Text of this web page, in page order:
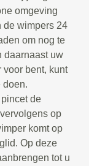
omgeving
de wimpers 24
om nog te
daarnaast uw
voor bent, kunt
doen.
de
op
komt op
Op deze
tot u